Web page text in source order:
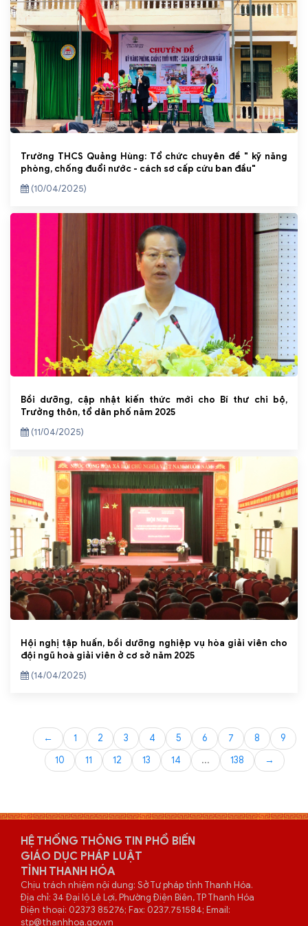
Trường THCS Quảng Hùng: Tổ chức chuyên đề " kỹ năng
phòng, chống đuổi nước - cách sơ cấp cứu ban đầu"
(10/04/2025)
Bồi dưỡng, cập nhật kiến thức mới cho Bí thư chi bộ,
Trưởng thôn, tổ dân phố năm 2025
(11/04/2025)
Hội nghị tập huấn, bồi dưỡng nghiệp vụ hòa giải viên cho
đội ngũ hoà giải viên ở cơ sở năm 2025
(14/04/2025)
← 1 2 3 4 5 6 7 8
9
10
11 12 13 14 ... 138 →
HỆ THỐNG THÔNG TIN PHỔ BIẾN
GIÁO DỤC PHÁP LUẬT
TỈNH THANH HÓA
Chịu trách nhiệm nội dung: Sở Tư pháp tỉnh Thanh Hóa.
Địa chỉ: 34 Đại lộ Lê Lợi, Phường Điện Biên, TP Thanh Hóa
Điện thoại: 02373 85276; Fax: 0237.751584; Email:
stp@thanhhoa.gov.vn